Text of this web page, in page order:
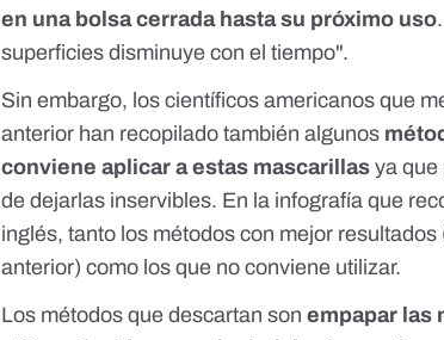
en una bolsa cerrada hasta su próximo uso
superficies disminuye con el tiempo".
Sin embargo, los científicos americanos que
anterior han recopilado también algunos
conviene aplicar a estas mascarillas ya que
de dejarlas inservibles. En la infografía que
inglés, tanto los métodos con mejor
anterior) como los que no conviene utilizar.
Los métodos que descartan sonempapar las